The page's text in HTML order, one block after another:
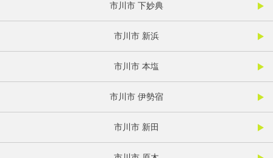
市川市 下妙典
市川市 新浜
市川市 本塩
市川市 伊勢宿
市川市 新田